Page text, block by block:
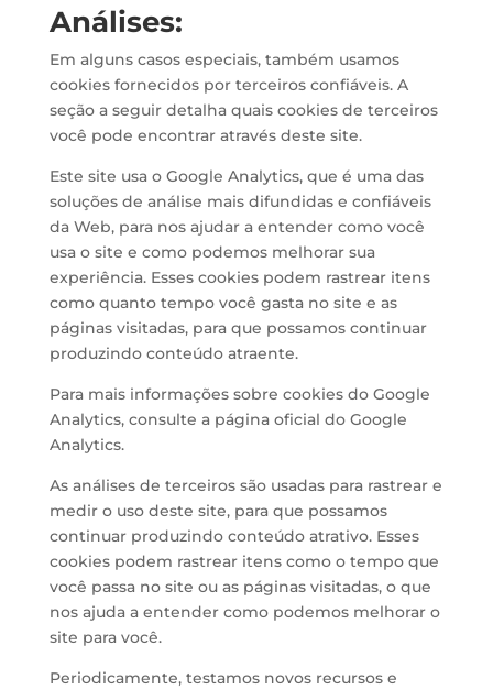
Análises:
Em alguns casos especiais, também usamos
cookies fornecidos por terceiros confiáveis. A
seção a seguir detalha quais cookies de terceiros
você pode encontrar através deste site.
Este site usa o Google Analytics, que é uma das
soluções de análise mais difundidas e confiáveis ​​
da Web, para nos ajudar a entender como você
usa o site e como podemos melhorar sua
experiência. Esses cookies podem rastrear itens
como quanto tempo você gasta no site e as
páginas visitadas, para que possamos continuar
produzindo conteúdo atraente.
Para mais informações sobre cookies do Google
Analytics, consulte a página oficial do Google
Analytics.
As análises de terceiros são usadas para rastrear e
medir o uso deste site, para que possamos
continuar produzindo conteúdo atrativo. Esses
cookies podem rastrear itens como o tempo que
você passa no site ou as páginas visitadas, o que
nos ajuda a entender como podemos melhorar o
site para você.
Periodicamente, testamos novos recursos e